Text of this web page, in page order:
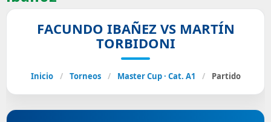
FACUNDO IBAÑEZ VS MARTÍN
TORBIDONI
Inicio / Torneos / Master Cup · Cat. A1 / Partido